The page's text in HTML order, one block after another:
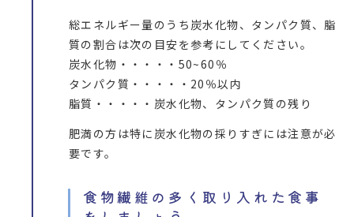
総エネルギー量のうち炭水化物、タンパク質、脂
質の割合は次の目安を参考にしてください。
炭水化物・・・・・50~60％
タンパク質・・・・・20％以内
脂質・・・・・炭水化物、タンパク質の残り
肥満の方は特に炭水化物の採りすぎには注意が必
要です。
食物繊維の多く取り入れた食事